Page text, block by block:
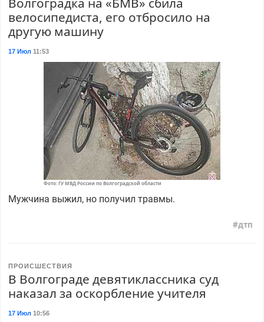
велосипедиста, его отбросило на
другую машину
17 Июл11:53
Фото: ГУ МВД России по Волгоградской области
Мужчина выжил, но получил травмы.
дтп
ПРОИСШЕСТВИЯ
В Волгограде девятиклассника суд
наказал за оскорбление учителя
17 Июл10:56